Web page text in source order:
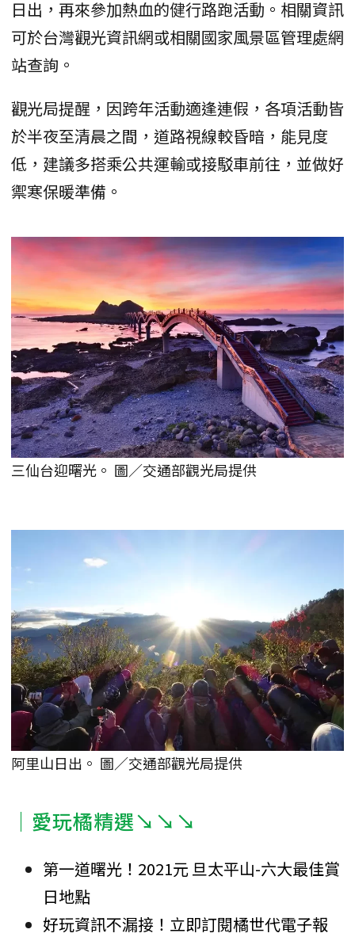
日出，再來參加熱血的健行路跑活動。相關資訊
可於台灣觀光資訊網或相關國家風景區管理處網
站查詢。
觀光局提醒，因跨年活動適逢連假，各項活動皆
於半夜至清晨之間，道路視線較昏暗，能見度
低，建議多搭乘公共運輸或接駁車前往，並做好
禦寒保暖準備。
三仙台迎曙光。 圖／交通部觀光局提供
阿里山日出。 圖／交通部觀光局提供
｜愛玩橘精選↘↘↘
第一道曙光！2021元 旦太平山-六大最佳賞
日地點
好玩資訊不漏接！立即訂閱橘世代電子報